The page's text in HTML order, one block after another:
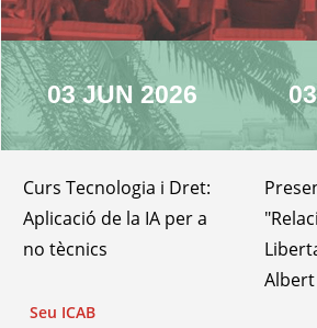
03 JUN 2026
Curs Tecnologia i Dret:
Aplicació de la IA per a
no tècnics
Seu ICAB